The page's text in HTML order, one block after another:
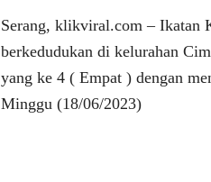
Serang, klikviral.com – Ikatan
berkedudukan di kelurahan
yang ke 4 ( Empat ) dengan
Minggu (18/06/2023)